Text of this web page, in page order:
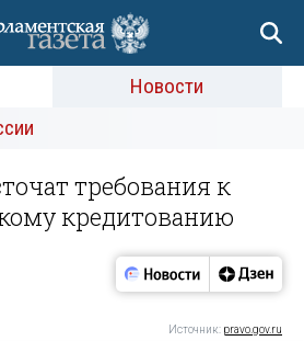
Новости
требования к
кредитованию
Источник: pravo.gov.ru